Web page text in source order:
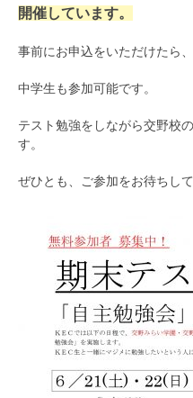
開催しています。
事前にお申込をいただけたら
中学生も参加可能です。
テスト勉強をしながら交野校
す。
ぜひとも、ご参加をお待ちして